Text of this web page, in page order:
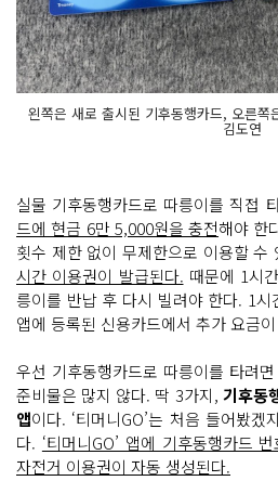
왼쪽은 새로 출시된 기후동행카드, 오른
김도연
실물 기후동행카드로 따릉이를 직접
드에 현금 6만 5,000원을 충전해야 한
횟수 제한 없이 무제한으로 이용할 수
시간 이용권이 발급된다. 때문에 1시
릉이를 반납 후 다시 빌려야 한다. 1시
앱에 등록된 신용카드에서 추가 요금
우선 기후동행카드로 따릉이를 타려
준비물은 많지 않다. 딱 3가지, 기후동
앱이다. ‘티머니GO’는 처음 들어봤
다. ‘티머니GO’ 앱에 기후동행카드
자전거 이용권이 자동 생성된다.